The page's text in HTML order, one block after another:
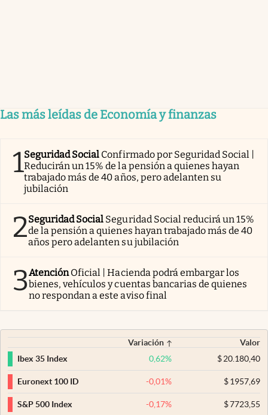
Las más leídas de Economía y finanzas
1Seguridad Social Confirmado por Seguridad Social |
Reducirán un 15% de la pensión a quienes hayan
trabajado más de 40 años, pero adelanten su
jubilación
2Seguridad Social Seguridad Social reducirá un 15%
de la pensión a quienes hayan trabajado más de 40
años pero adelanten su jubilación
3AtenciónOficial | Hacienda podrá embargar los
bienes, vehículos y cuentas bancarias de quienes
no respondan a este aviso final
Variación
Valor
Ibex 35 Index
0,62% $20.180,40
Euronext 100 ID -0,01% $1957,69
S&P 500 Index -0,17% $7723,55